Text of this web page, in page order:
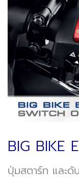
BIG BIKE
ปุ่มสตาร์ท และดั